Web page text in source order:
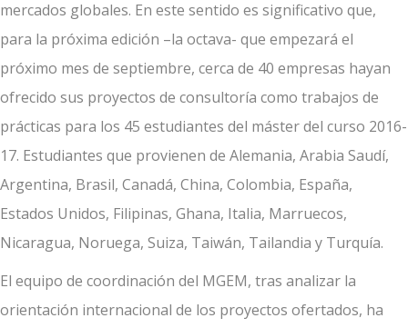
mercados globales. En este sentido es significativo que,
para la próxima edición –la octava- que empezará el
próximo mes de septiembre, cerca de 40 empresas hayan
ofrecido sus proyectos de consultoría como trabajos de
prácticas para los 45 estudiantes del máster del curso 2016-
17. Estudiantes que provienen de Alemania, Arabia Saudí,
Argentina, Brasil, Canadá, China, Colombia, España,
Estados Unidos, Filipinas, Ghana, Italia, Marruecos,
Nicaragua, Noruega, Suiza, Taiwán, Tailandia y Turquía.
El equipo de coordinación del MGEM, tras analizar la
orientación internacional de los proyectos ofertados, ha